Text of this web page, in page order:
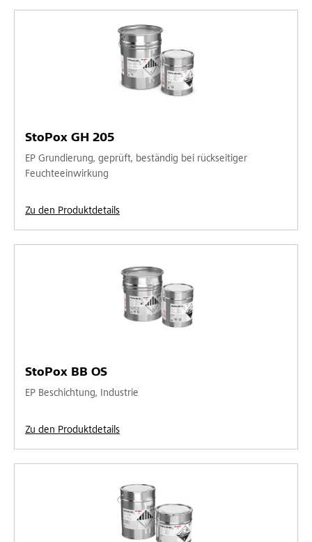
StoPox GH 205
EP Grundierung, geprüft, beständig bei rückseitiger
Feuchteeinwirkung
Zu den Produktdetails
StoPox BB OS
EP Beschichtung, Industrie
Zu den Produktdetails